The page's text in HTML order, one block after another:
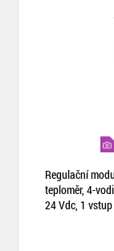
Regulační
teploměr, 4-
24 Vdc, 1